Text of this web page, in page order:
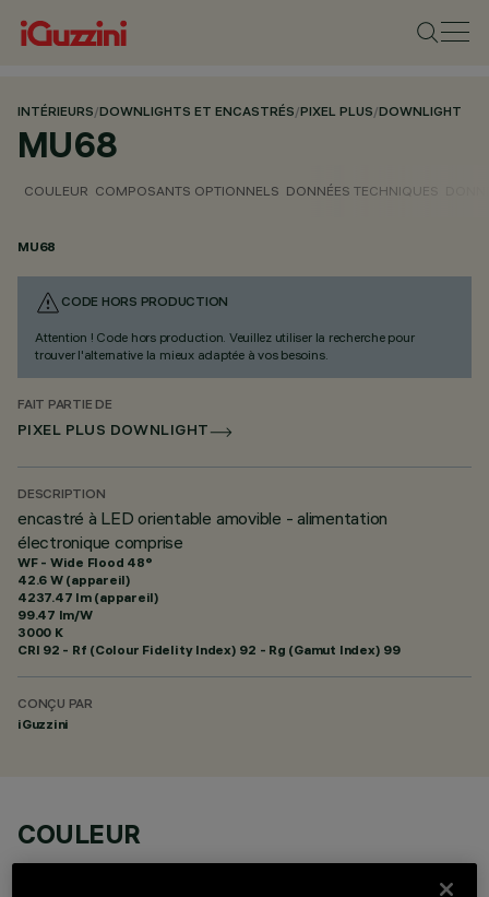
INTÉRIEURS/DOWNLIGHTS ET ENCASTRÉS/PIXEL PLUS/DOWNLIGHT
MU68
COULEUR COMPOSANTS OPTIONNELS DONNÉES TECHNIQUES
MU68
CODE HORS PRODUCTION
Attention ! Code hors production. Veuillez utiliser la recherche pour
trouver l'alternative la mieux adaptée à vos besoins.
FAIT PARTIE DE
PIXEL PLUS DOWNLIGHT
DESCRIPTION
encastré à LED orientable amovible - alimentation
électronique comprise
WF - Wide Flood 48°
42.6 W (appareil)
4237.47 lm (appareil)
99.47 lm/W
3000 K
CRI 92 - Rf (Colour Fidelity Index) 92 - Rg (Gamut Index) 99
CONÇU PAR
iGuzzini
COULEUR